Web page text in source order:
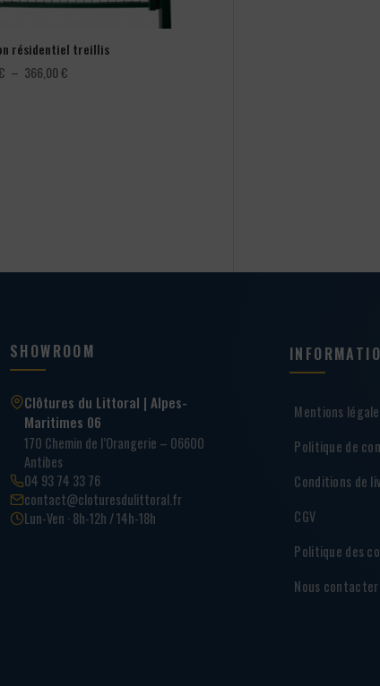
résidentiel treillis
– 366,00€
SHOWROOM
Clôtures du Littoral | Alpes-
Maritimes 06
170 Chemin de l’Orangerie – 06600
Antibes
04 93 74 33 76
contact@cloturesdulittoral.fr
Lun-Ven · 8h-12h / 14h-18h
Mentions
Politique de
Conditions de
CGV
Politique des
Nous contacter